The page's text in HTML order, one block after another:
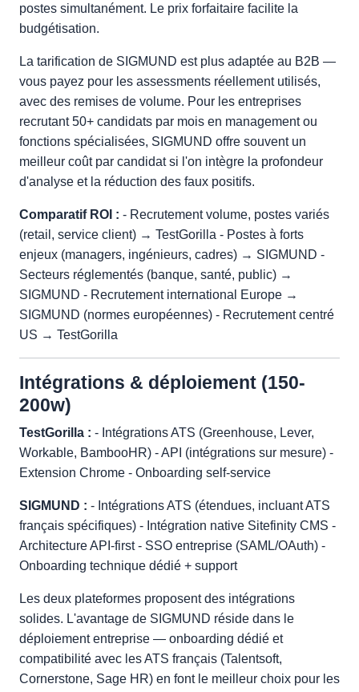
postes simultanément. Le prix forfaitaire facilite la
budgétisation.
La tarification de SIGMUND est plus adaptée au B2B —
vous payez pour les assessments réellement utilisés,
avec des remises de volume. Pour les entreprises
recrutant 50+ candidats par mois en management ou
fonctions spécialisées, SIGMUND offre souvent un
meilleur coût par candidat si l'on intègre la profondeur
d'analyse et la réduction des faux positifs.
Comparatif ROI : - Recrutement volume, postes variés
(retail, service client) → TestGorilla - Postes à forts
enjeux (managers, ingénieurs, cadres) → SIGMUND -
Secteurs réglementés (banque, santé, public) →
SIGMUND - Recrutement international Europe →
SIGMUND (normes européennes) - Recrutement centré
US → TestGorilla
Intégrations & déploiement (150-
200w)
TestGorilla : - Intégrations ATS (Greenhouse, Lever,
Workable, BambooHR) - API (intégrations sur mesure) -
Extension Chrome - Onboarding self-service
SIGMUND : - Intégrations ATS (étendues, incluant ATS
français spécifiques) - Intégration native Sitefinity CMS -
Architecture API-first - SSO entreprise (SAML/OAuth) -
Onboarding technique dédié + support
Les deux plateformes proposent des intégrations
solides. L'avantage de SIGMUND réside dans le
déploiement entreprise — onboarding dédié et
compatibilité avec les ATS français (Talentsoft,
Cornerstone, Sage HR) en font le meilleur choix pour les